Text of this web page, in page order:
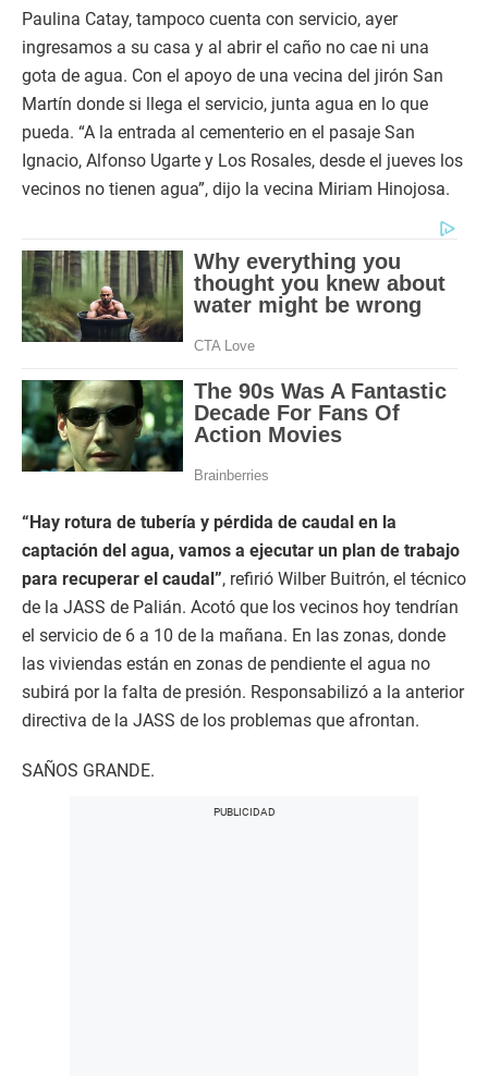
Paulina Catay, tampoco cuenta con servicio, ayer
ingresamos a su casa y al abrir el caño no cae ni una
gota de agua. Con el apoyo de una vecina del jirón San
Martín donde si llega el servicio, junta agua en lo que
pueda. “A la entrada al cementerio en el pasaje San
Ignacio, Alfonso Ugarte y Los Rosales, desde el jueves los
vecinos no tienen agua”, dijo la vecina Miriam Hinojosa.
“Hay rotura de tubería y pérdida de caudal en la
captación del agua, vamos a ejecutar un plan de trabajo
para recuperar el caudal”, refirió Wilber Buitrón, el técnico
de la JASS de Palián. Acotó que los vecinos hoy tendrían
el servicio de 6 a 10 de la mañana. En las zonas, donde
las viviendas están en zonas de pendiente el agua no
subirá por la falta de presión. Responsabilizó a la anterior
directiva de la JASS de los problemas que afrontan.
SAÑOS GRANDE.